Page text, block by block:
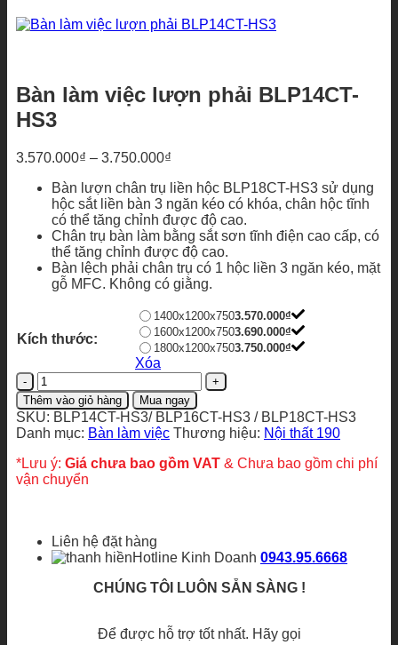
Bàn làm việc lượn phải BLP14CT-
HS3
3.570.000₫ – 3.750.000₫
từ
3.570.000₫
đến
3.750.000₫
Bàn lượn chân trụ liền hộc BLP18CT-HS3 sử dụng
hộc sắt liền bàn 3 ngăn kéo có khóa, chân hộc tĩnh
có thể tăng chỉnh được độ cao.
Chân trụ bàn làm bằng sắt sơn tĩnh điện cao cấp, có
thể tăng chỉnh được độ cao.
Bàn lệch phải chân trụ có 1 hộc liền 3 ngăn kéo, mặt
gỗ MFC. Không có giằng.
Kích thước:
1400x1200x7503.570.000₫
1600x1200x7503.690.000₫
1800x1200x7503.750.000₫
Xóa
Bàn
làm
việc
lượn
phải
BLP14CT-
HS3
Thêm vào giỏ hàng Mua ngay
SKU: BLP14CT-HS3/ BLP16CT-HS3 / BLP18CT-HS3
Danh mục: Bàn làm việc Thương hiệu: Nội thất 190
*Lưu ý: Giá chưa bao gồm VAT & Chưa bao gồm chi phí
vận chuyển
Liên hệ đặt hàng
Hotline Kinh Doanh 0943.95.6668
CHÚNG TÔI LUÔN SẴN SÀNG !
Để được hỗ trợ tốt nhất. Hãy gọi